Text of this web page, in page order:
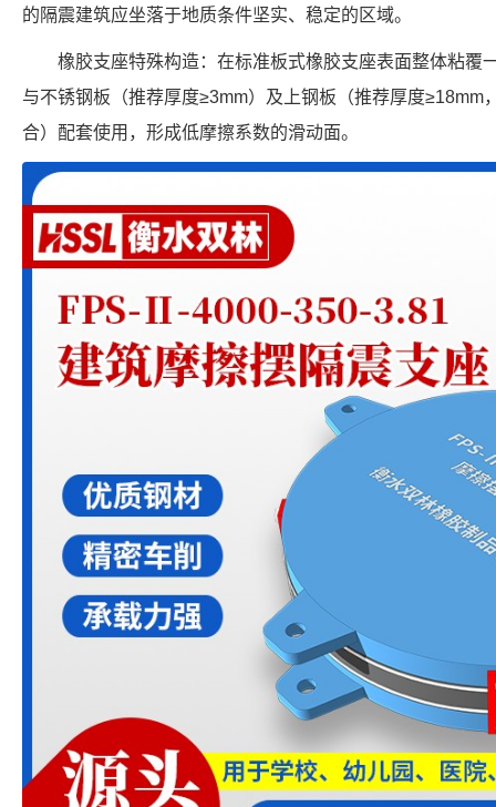
的隔震建筑应坐落于地质条件坚实、稳定的区域。
橡胶支座特殊构造：在标准板式橡胶支座表面整体粘覆
与不锈钢板（推荐厚度≥3mm）及上钢板（推荐厚度≥18mm
合）配套使用，形成低摩擦系数的滑动面。